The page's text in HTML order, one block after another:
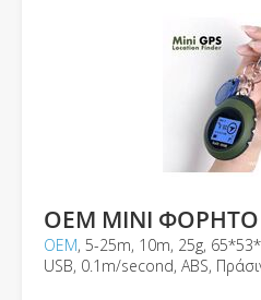
OEM MINI
ΟΕΜ, 5-25m, 10m, 25g,
USB, 0.1m/second, ABS,